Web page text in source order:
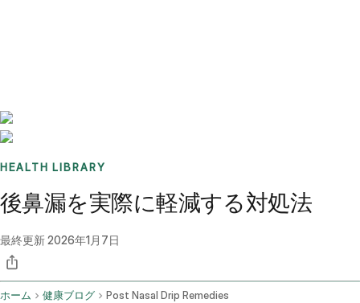
HEALTH LIBRARY
後鼻漏を実際に軽減する対処法
最終更新2026年1月7日
ホーム 健康ブログ Post Nasal Drip Remedies